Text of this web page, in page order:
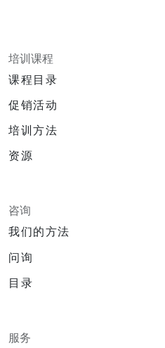
培训课程
课程目录
促销活动
培训方法
资源
咨询
我们的方法
问询
目录
服务